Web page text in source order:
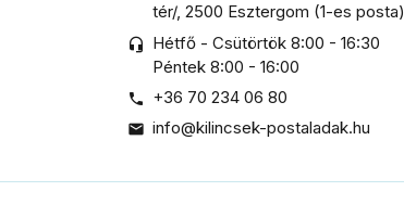
tér/, 2500 Esztergom (1-es posta)
headset_mic
Hétfő - Csütörtök 8:00 - 16:30
Péntek 8:00 - 16:00
 +36 70 234 06 80
 info@kilincsek-postaladak.hu